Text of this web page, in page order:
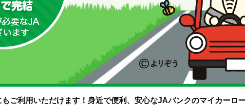
ご利用いただけます！身近で便利、安心なJAバンクのマイカーロ